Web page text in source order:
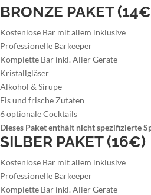
BRONZE PAKET
Kostenlose Bar mit allem inklusive
Professionelle Barkeeper
Komplette Bar inkl. Aller Geräte
Kristallgläser
Alkohol & Sirupe
Eis und frische Zutaten
6 optionale Cocktails
Dieses Paket enthält nicht spezifizierte
SILBER PAKET (16€)
Kostenlose Bar mit allem inklusive
Professionelle Barkeeper
Komplette Bar inkl. Aller Geräte